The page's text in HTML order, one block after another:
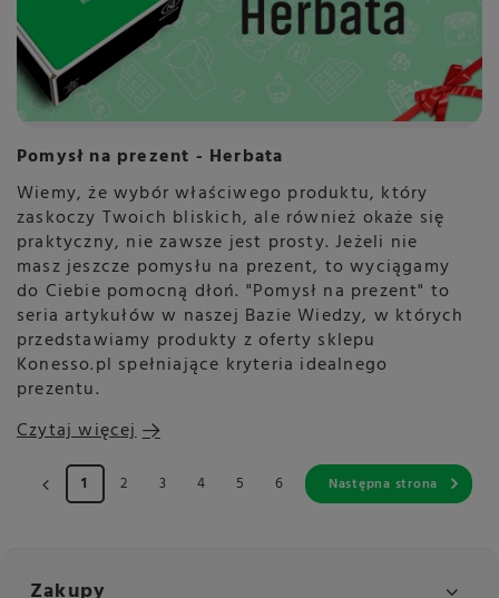
Pomysł na prezent - Herbata
Wiemy, że wybór właściwego produktu, który
zaskoczy Twoich bliskich, ale również okaże się
praktyczny, nie zawsze jest prosty. Jeżeli nie
masz jeszcze pomysłu na prezent, to wyciągamy
do Ciebie pomocną dłoń. "Pomysł na prezent" to
seria artykułów w naszej Bazie Wiedzy, w których
przedstawiamy produkty z oferty sklepu
Konesso.pl spełniające kryteria idealnego
prezentu.
Czytaj więcej
1 2 3 4 5 6 Następna strona